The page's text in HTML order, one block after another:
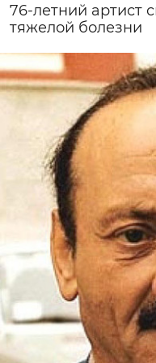
76-летний артист
тяжелой болезни